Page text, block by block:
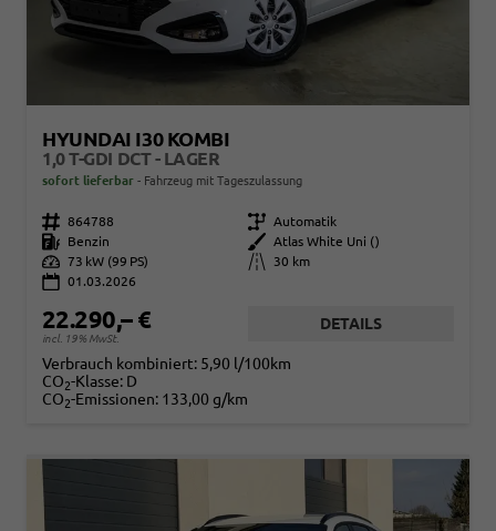
HYUNDAI I30 KOMBI
1,0 T-GDI DCT - LAGER
sofort lieferbar Fahrzeug mit Tageszulassung
Fahrzeugnr. 864788 Getriebe Automatik
Kraftstoff
Benzin Außenfarbe
Atlas White Uni ()
Leistung 73 kW (99 PS) Kilometerstand
30 km
01.03.2026
22.290,– €
incl. 19% MwSt.
DETAILS
Verbrauch kombiniert: 5,90 l/100km
CO2-Klasse: D
CO2-Emissionen: 133,00 g/km